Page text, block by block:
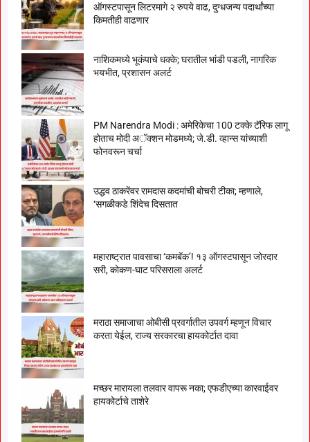
ऑगस्टपासून लिटरमागे २ रुपये वाढ, दुग्धजन्य पदार्थांच्या
किमतीही वाढणार
नाशिकमध्ये भूकंपाचे धक्के; घरातील भांडी पडली, नागरिक
भयभीत, प्रशासन अलर्ट
PM Narendra Modi : अमेरिकेचा 100 टक्के टॅरिफ लागू
होताच मोदी अॅक्शन मोडमध्ये; जे.डी. व्हान्स यांच्याशी
फोनवरून चर्चा
उद्धव ठाकरेंवर रामदास कदमांची बोचरी टीका; म्हणाले,
‘सगळीकडे शिंदेच दिसतात
महाराष्ट्रात पावसाचा ‘कमबॅक’! १३ ऑगस्टपासून जोरदार
सरी, कोकण-घाट परिसराला अलर्ट
मराठा समाजाचा ओबीसी प्रवर्गातील उपवर्ग म्हणून विचार
करता येईल, राज्य सरकारचा हायकोर्टात दावा
मच्छर मारायला तलवार वापरू नका; एफडीएच्या कारवाईवर
हायकोर्टाचे ताशेरे